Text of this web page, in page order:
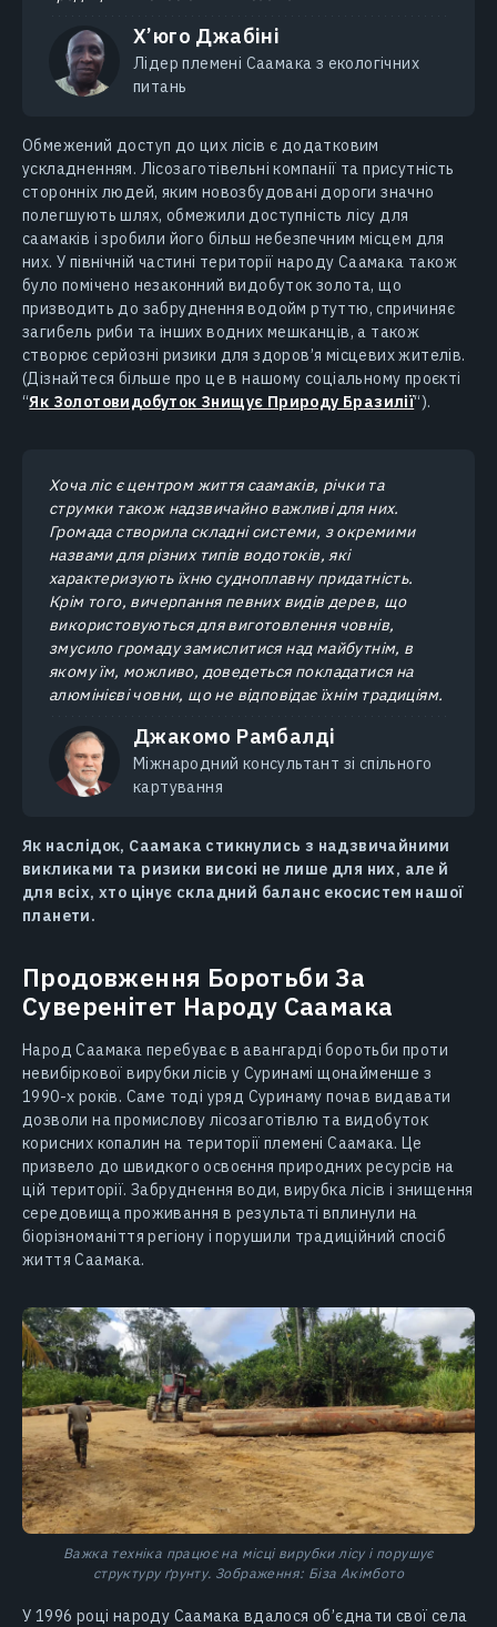
Х’юго Джабіні
Лідер племені Саамака з екологічних
питань
Обмежений доступ до цих лісів є додатковим
ускладненням. Лісозаготівельні компанії та присутність
сторонніх людей, яким новозбудовані дороги значно
полегшують шлях, обмежили доступність лісу для
саамаків і зробили його більш небезпечним місцем для
них. У північній частині території народу Саамака також
було помічено незаконний видобуток золота, що
призводить до забруднення водойм ртуттю, спричиняє
загибель риби та інших водних мешканців, а також
створює серйозні ризики для здоров’я місцевих жителів.
(Дізнайтеся більше про це в нашому соціальному проєкті
“Як Золотовидобуток Знищує Природу Бразилії“).
Хоча ліс є центром життя саамаків, річки та
струмки також надзвичайно важливі для них.
Громада створила складні системи, з окремими
назвами для різних типів водотоків, які
характеризують їхню судноплавну придатність.
Крім того, вичерпання певних видів дерев, що
використовуються для виготовлення човнів,
змусило громаду замислитися над майбутнім, в
якому їм, можливо, доведеться покладатися на
алюмінієві човни, що не відповідає їхнім традиціям.
Джакомо Рамбалді
Міжнародний консультант зі спільного
картування
Як наслідок, Саамака стикнулись з надзвичайними
викликами та ризики високі не лише для них, але й
для всіх, хто цінує складний баланс екосистем нашої
планети.
Продовження Боротьби За
Суверенітет Народу Саамака
Народ Саамака перебуває в авангарді боротьби проти
невибіркової вирубки лісів у Суринамі щонайменше з
1990-х років. Саме тоді уряд Суринаму почав видавати
дозволи на промислову лісозаготівлю та видобуток
корисних копалин на території племені Саамака. Це
призвело до швидкого освоєння природних ресурсів на
цій території. Забруднення води, вирубка лісів і знищення
середовища проживання в результаті вплинули на
біорізноманіття регіону і порушили традиційний спосіб
життя Саамака.
Важка техніка працює на місці вирубки лісу і порушує
структуру ґрунту. Зображення: Біза Акімбото
У 1996 році народу Саамака вдалося об’єднати свої села